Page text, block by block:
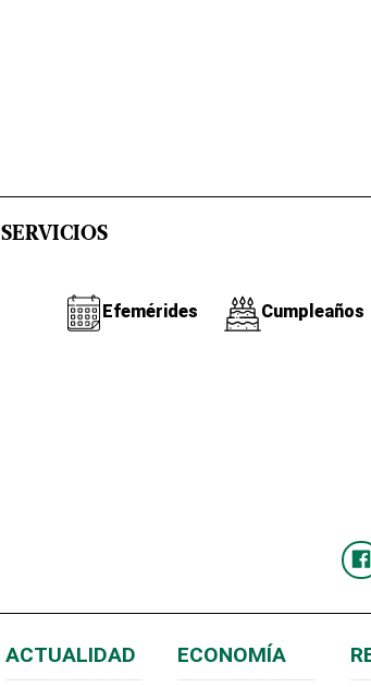
SERVICIOS
Efemérides Cumpleaños
ACTUALIDAD ECONOMÍA